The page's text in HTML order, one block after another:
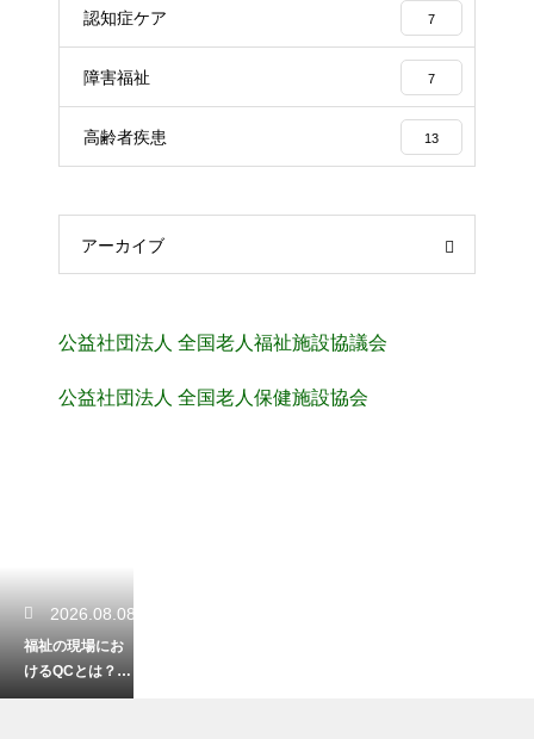
認知症ケア 7
障害福祉 7
高齢者疾患 13
アーカイブ
公益社団法人 全国老人福祉施設協議会
公益社団法人 全国老人保健施設協会
2026.08.08
福祉の現場にお
けるQCとは？業
務改善に繋がる